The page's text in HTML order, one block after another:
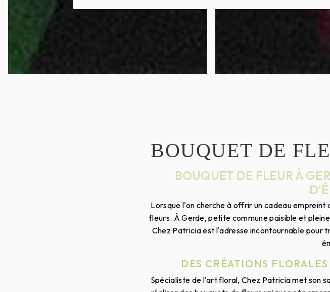
BOUQUET DE
BOUQUET DE FLEUR À
Lorsque l'on cherche à offrir un cadeau
fleurs. À Gerde, petite commune paisible et
Chez Patricia est l'adresse incontournable pour
DES CRÉATIONS
Spécialiste de l'art floral, Chez Patricia met son